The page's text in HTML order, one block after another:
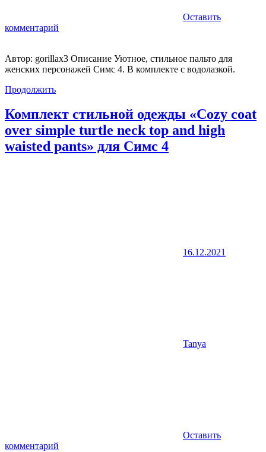
Оставить
комментарий
Автор: gorillax3 Описание Уютное, стильное пальто для
женских персонажей Симс 4. В комплекте с водолазкой.
Продолжить
Комплект стильной одежды «Cozy coat
over simple turtle neck top and high
waisted pants» для Симс 4
16.12.2021
Tanya
Оставить
комментарий